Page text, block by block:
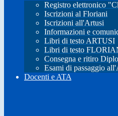
Registro elettronico
Iscrizioni al Floriani
Iscrizioni all'Artusi
Informazioni e
Libri di testo ARTUSI
Libri di testo
Consegna e ritiro
Esami di passaggio
Docenti e ATA